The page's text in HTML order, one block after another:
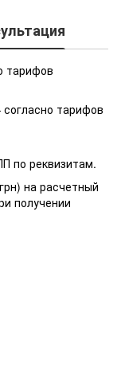
тарифов
тарифов
по реквизитам.
на расчетный
получении